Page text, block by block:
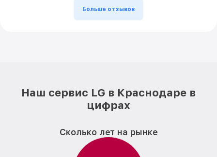
Больше отзывов
Наш сервис LG в Краснодаре в
цифрах
Сколько лет на рынке